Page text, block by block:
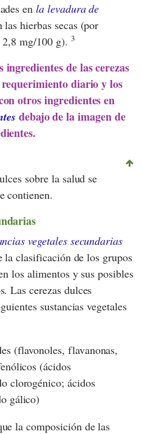
enla levadura de
hierbas secas (por
mg/100 g). 3
de las cerezas
diario y los
otros ingredientes en
debajo de la imagen de
sobre la salud se
contienen.
vegetales secundarias
la clasificación de los grupos
los alimentos y sus posibles
Las cerezas dulces
sustancias vegetales
(flavonoles, flavanonas,
(ácidos
clorogénico; ácidos
gálico)
la composición de las